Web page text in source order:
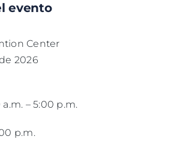
evento
Center
2026
– 5:00 p.m.
p.m.